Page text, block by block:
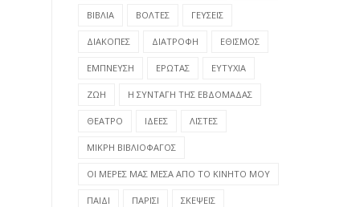
ΒΙΒΛΙΑ ΒΟΛΤΕΣ ΓΕΥΣΕΙΣ
ΔΙΑΚΟΠΕΣ ΔΙΑΤΡΟΦΗ ΕΘΙΣΜΟΣ
ΕΜΠΝΕΥΣΗ ΕΡΩΤΑΣ ΕΥΤΥΧΙΑ
ΖΩΗ Η ΣΥΝΤΑΓΗ ΤΗΣ ΕΒΔΟΜΑΔΑΣ
ΘΕΑΤΡΟ ΙΔΕΕΣ ΛΙΣΤΕΣ
ΜΙΚΡΗ ΒΙΒΛΙΟΦΑΓΟΣ
ΟΙ ΜΕΡΕΣ ΜΑΣ ΜΕΣΑ ΑΠΟ ΤΟ ΚΙΝΗΤΟ ΜΟΥ
ΠΑΙΔΙ ΠΑΡΙΣΙ ΣΚΕΨΕΙΣ